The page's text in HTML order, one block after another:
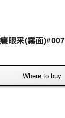
眼采(霧面)#007
Where to buy